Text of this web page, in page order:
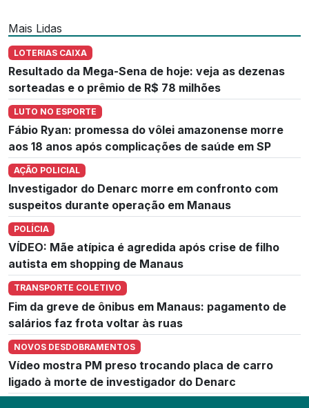
Mais Lidas
LOTERIAS CAIXA
Resultado da Mega-Sena de hoje: veja as dezenas
sorteadas e o prêmio de R$ 78 milhões
LUTO NO ESPORTE
Fábio Ryan: promessa do vôlei amazonense morre
aos 18 anos após complicações de saúde em SP
AÇÃO POLICIAL
Investigador do Denarc morre em confronto com
suspeitos durante operação em Manaus
POLÍCIA
VÍDEO: Mãe atípica é agredida após crise de filho
autista em shopping de Manaus
TRANSPORTE COLETIVO
Fim da greve de ônibus em Manaus: pagamento de
salários faz frota voltar às ruas
NOVOS DESDOBRAMENTOS
Vídeo mostra PM preso trocando placa de carro
ligado à morte de investigador do Denarc